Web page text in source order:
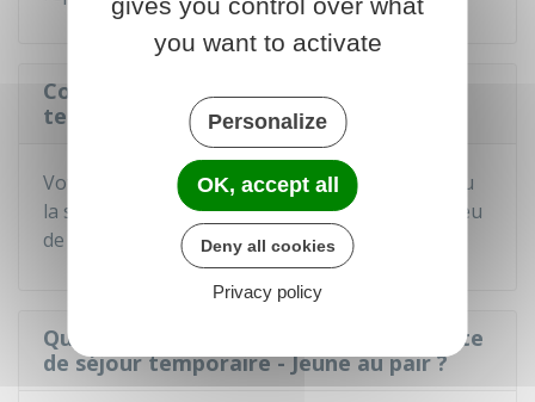
Comment est remise la carte de séjour
temporaire - Jeune au pair ?
Votre carte vous est remise par la préfecture ou
la sous-préfecture de votre domicile (selon le lieu
de dépôt de votre demande).
Quelle est la durée de validité de la carte
de séjour temporaire - Jeune au pair ?
you want to activate
Personalize
OK, accept all
Deny all cookies
Privacy policy